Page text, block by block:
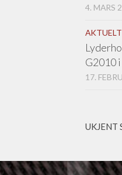
4. MARS
AKTUELT
G2010
17.
UKJENT